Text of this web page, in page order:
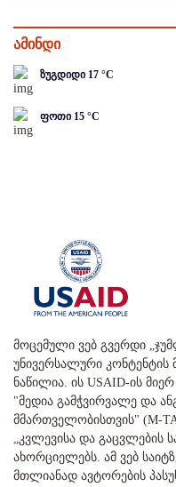
ამინდი
ზუგდიდი 17 °C
ფოთი 15 °C
მოცემული ვებ გვერდი
უნივერსალური კონტენტის
ნაწილია. ის USAID-ის
"მედია გამჭვირვალე და
მმართველობისთვის" (M-
„კვლევისა და გაცვლების
ახორციელებს. ამ ვებ
მთლიანად ავტორების